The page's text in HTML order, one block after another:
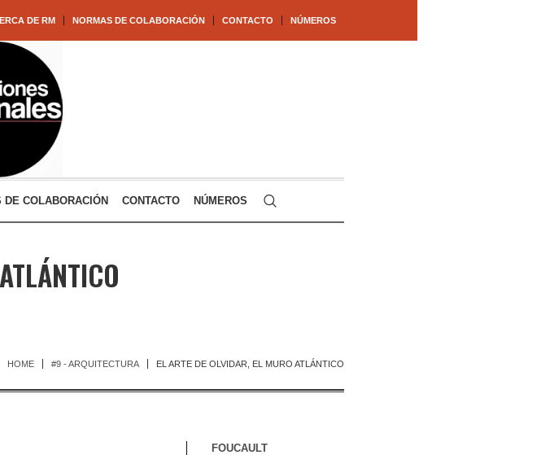
DE RM NORMAS DE COLABORACIÓN CONTACTO NÚMEROS
DE COLABORACIÓN CONTACTO NÚMEROS
HOME #9 - ARQUITECTURA EL ARTE DE OLVIDAR, EL MURO ATLÁNTICO
FOUCAULT